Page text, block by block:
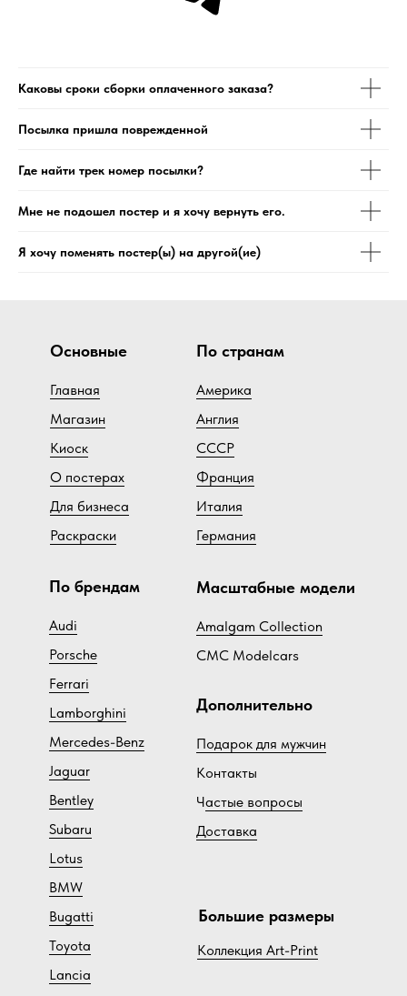
Каковы сроки сборки оплаченного заказа?
Посылка пришла поврежденной
Где найти трек номер посылки?
Мне не подошел постер и я хочу вернуть его.
Я хочу поменять постер(ы) на другой(ие)
Основные
Главная
Магазин
Киоск
О постерах
Для бизнеса
Раскраски
По брендам
Audi
Porsche
Ferrari
Lamborghini
Mercedes-Benz
Jaguar
Bentley
Subaru
Lotus
BMW
Bugatti
Toyota
Lancia
По странам
Америка
Англия
СССР
Франция
Италия
Германия
Масштабные модели
Amalgam Collection
CMC Modelcars
Дополнительно
Подарок для мужчин
Контакты
Частые вопросы
Доставка
Большие размеры
Коллекция Art-Print